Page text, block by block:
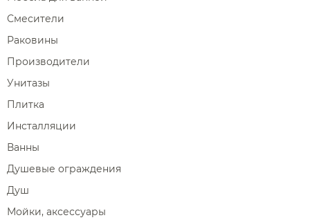
Смесители
Раковины
Производители
Унитазы
Плитка
Инсталляции
Ванны
Душевые ограждения
Душ
Мойки, аксессуары